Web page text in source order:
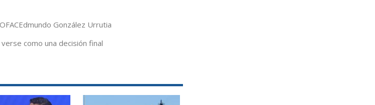
OFACEdmundo González Urrutia
como una decisión final